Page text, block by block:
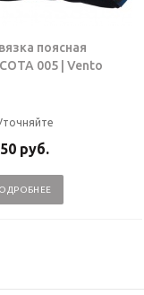
поясная
005 | Vento
руб.